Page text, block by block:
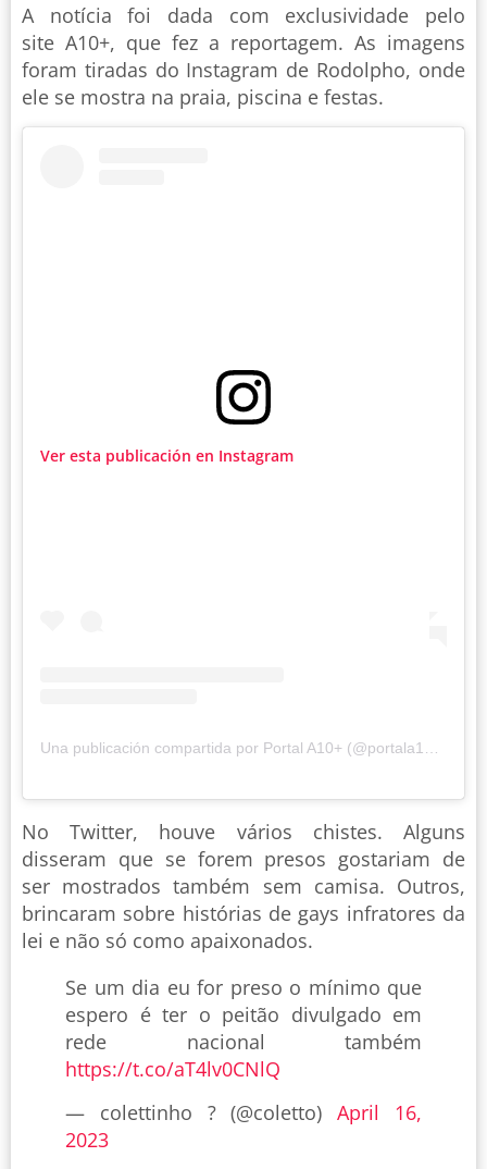
A notícia foi dada com exclusividade pelo
site A10+, que fez a reportagem. As imagens
foram tiradas do Instagram de Rodolpho, onde
ele se mostra na praia, piscina e festas.
Ver esta publicación en Instagram
Una publicación compartida por Portal A10+ (@portala10mais)
No Twitter, houve vários chistes. Alguns
disseram que se forem presos gostariam de
ser mostrados também sem camisa. Outros,
brincaram sobre histórias de gays infratores da
lei e não só como apaixonados.
Se um dia eu for preso o mínimo que
espero é ter o peitão divulgado em
rede nacional também
https://t.co/aT4lv0CNlQ
— colettinho ? (@coletto)April 16,
2023